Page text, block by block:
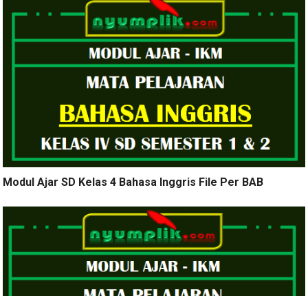
Modul Ajar SD Kelas 4 Bahasa Inggris File Per BAB